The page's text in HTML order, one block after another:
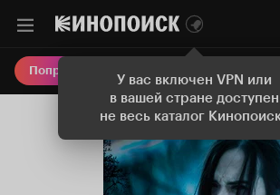
У вас включен VPN или
в вашей стране доступен
не весь каталог
Попробовать Плюс Онлайн-